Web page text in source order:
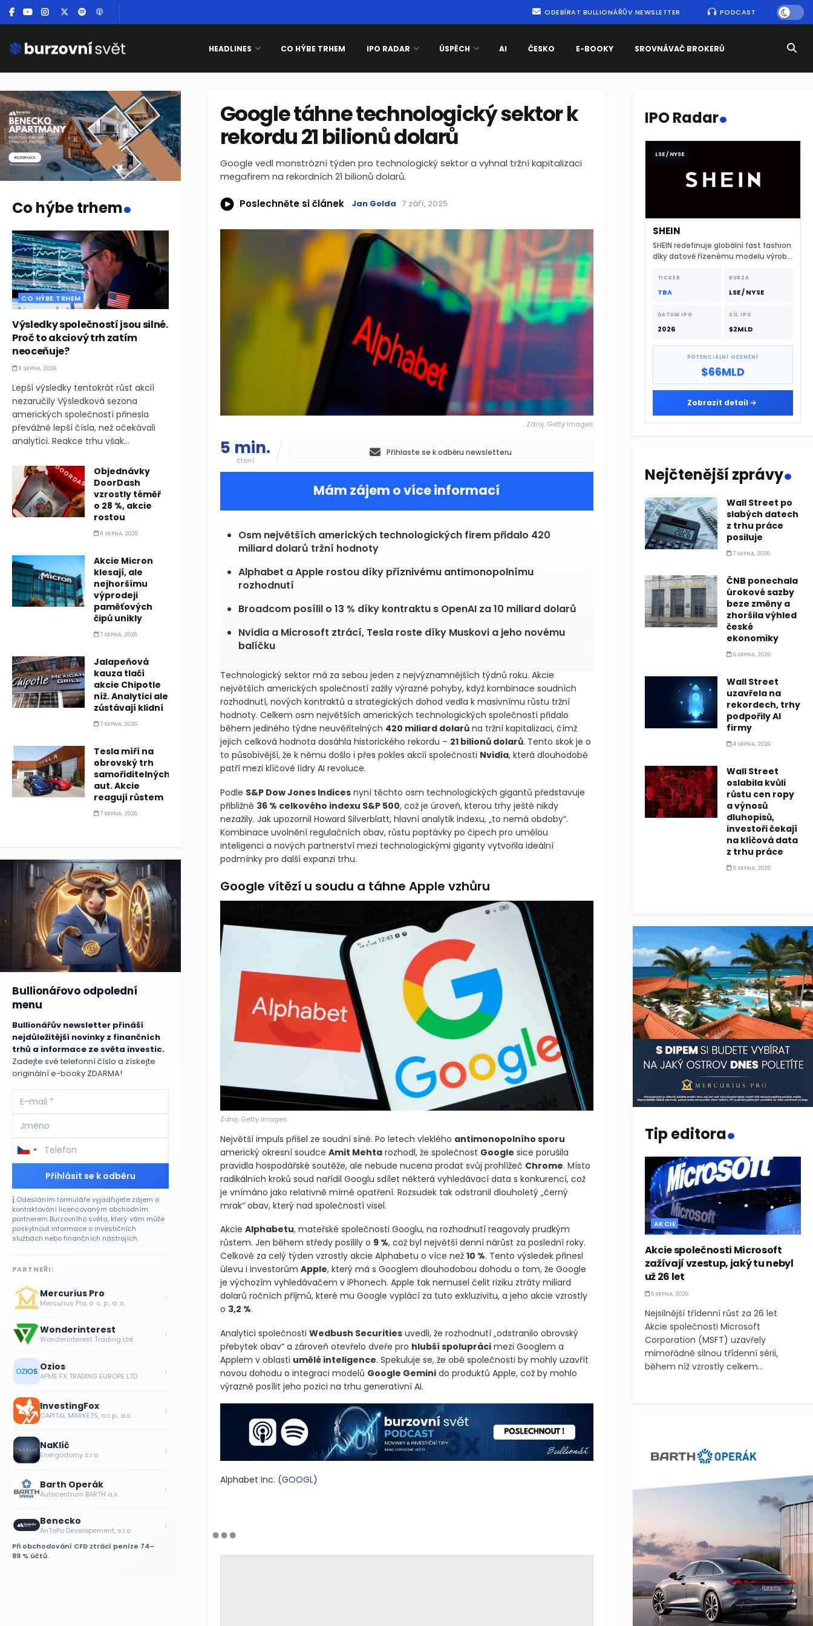
ODEBÍRAT BULLIONÁŘŮV NEWSLETTER PODCAST
HEADLINES CO HÝBE TRHEM IPO RADAR ÚSPĚCH AI ČESKO E-BOOKY SROVNÁVAČ BROKERŮ
Google táhne technologický sektor k
rekordu 21 bilionů dolarů
Google vedl monstrózní týden pro technologický sektor a vyhnal tržní kapitalizaci
megafirem na rekordních 21 bilionů dolarů.
Poslechněte si článek Jan Golda 7 září, 2025
Zdroj: Getty Images
5 min.
čtení
Přihlaste se k odběru newsletteru
Mám zájem o více informací
Osm největších amerických technologických firem přidalo 420
miliard dolarů tržní hodnoty
Alphabet a Apple rostou díky příznivému antimonopolnímu
rozhodnutí
Broadcom posílil o 13 % díky kontraktu s OpenAI za 10 miliard dolarů
Nvidia a Microsoft ztrácí, Tesla roste díky Muskovi a jeho novému
balíčku
Technologický sektor má za sebou jeden z nejvýznamnějších týdnů roku. Akcie
největších amerických společností zažily výrazné pohyby, když kombinace soudních
rozhodnutí, nových kontraktů a strategických dohod vedla k masivnímu růstu tržní
hodnoty. Celkem osm největších amerických technologických společností přidalo
během jediného týdne neuvěřitelných 420 miliard dolarůna tržní kapitalizaci, čímž
jejich celková hodnota dosáhla historického rekordu – 21 bilionů dolarů. Tento skok je o
to působivější, že k němu došlo i přes pokles akcií společnosti Nvidia, která dlouhodobě
patří mezi klíčové lídry AI revoluce.
Podle S&P Dow Jones Indicesnyní těchto osm technologických gigantů představuje
přibližně 36 % celkového indexu S&P 500, což je úroveň, kterou trhy ještě nikdy
nezažily. Jak upozornil Howard Silverblatt, hlavní analytik indexu, „to nemá obdoby“.
Kombinace uvolnění regulačních obav, růstu poptávky po čipech pro umělou
inteligenci a nových partnerství mezi technologickými giganty vytvořila ideální
podmínky pro další expanzi trhu.
Google vítězí u soudu a táhne Apple vzhůru
Zdroj: Getty Images
Největší impuls přišel ze soudní síně. Po letech vleklého antimonopolního sporu
americký okresní soudce Amit Mehtarozhodl, že společnost Google sice porušila
pravidla hospodářské soutěže, ale nebude nucena prodat svůj prohlížeč Chrome. Místo
radikálních kroků soud nařídil Googlu sdílet některá vyhledávací data s konkurencí, což
je vnímáno jako relativně mírné opatření. Rozsudek tak odstranil dlouholetý „černý
mrak“ obav, který nad společností visel.
Akcie Alphabetu, mateřské společnosti Googlu, na rozhodnutí reagovaly prudkým
růstem. Jen během středy posílily o 9 %, což byl největší denní nárůst za poslední roky.
Celkově za celý týden vzrostly akcie Alphabetu o více než 10 %. Tento výsledek přinesl
úlevu i investorům Apple, který má s Googlem dlouhodobou dohodu o tom, že Google
je výchozím vyhledávačem v iPhonech. Apple tak nemusel čelit riziku ztráty miliard
dolarů ročních příjmů, které mu Google vyplácí za tuto exkluzivitu, a jeho akcie vzrostly
o 3,2 %.
Analytici společnosti Wedbush Securitiesuvedli, že rozhodnutí „odstranilo obrovský
přebytek obav“ a zároveň otevřelo dveře pro hlubší spoluprácimezi Googlem a
Applem v oblasti umělé inteligence. Spekuluje se, že obě společnosti by mohly uzavřít
novou dohodu o integraci modelů Google Geminido produktů Apple, což by mohlo
výrazně posílit jeho pozici na trhu generativní AI.
Alphabet Inc. (GOOGL)
Co hýbe trhem.
CO HÝBE TRHEM
Výsledky společností jsou silné.
Proč to akciový trh zatím
neoceňuje?
8 SRPNA, 2026
Lepší výsledky tentokrát růst akcií
nezaručily Výsledková sezona
amerických společností přinesla
převážně lepší čísla, než očekávali
analytici. Reakce trhu však...
Objednávky
DoorDash
vzrostly téměř
o 28 %, akcie
rostou
8 SRPNA, 2026
Akcie Micron
klesají, ale
nejhoršímu
výprodeji
paměťových
čipů unikly
7 SRPNA, 2026
Jalapeňová
kauza tlačí
akcie Chipotle
níž. Analytici ale
zůstávají klidní
7 SRPNA, 2026
Tesla míří na
obrovský trh
samořiditelných
aut. Akcie
reagují růstem
7 SRPNA, 2026
Bullionářovo odpolední
menu
Bullionářův newsletter přináší
nejdůležitější novinky z finančních
trhů a informace ze světa investic.
Zadejte své telefonní číslo a získejte
originální e-booky ZDARMA!
Přihlásit se k odběru
Odesláním formuláře vyjadřujete zájem o
kontaktování licencovaným obchodním
partnerem Burzovního světa, který vám může
poskytnout informace o investičních
službách nebo finančních nástrojích.
PARTNEŘI:
Mercurius Pro
Mercurius Pro, o. c. p., a. s. ›
Wonderinterest
Wonderinterest Trading Ltd ›
Ozios
APME FX TRADING EUROPE LTD ›
InvestingFox
CAPITAL MARKETS, o.c.p., a.s. ›
NaKlíč
Energodomy s.r.o. ›
Barth Operák
Autocentrum BARTH a.s. ›
Benecko
AnTePo Developement, s.r.o. ›
Při obchodování CFD ztrácí peníze 74–
89 % účtů.
IPO Radar.
LSE / NYSE
SHEIN
SHEIN redefinuje globální fast fashion
díky datově řízenému modelu výroby
dodavatelskému řetězci.
TICKER
TBA
BURZA
LSE / NYSE
DATUM IPO
2026
CÍL IPO
$2MLD
POTENCIÁLNÍ OCENĚNÍ
$66MLD
Zobrazit detail
Nejčtenější zprávy.
Wall Street po
slabých datech
z trhu práce
posiluje
7 SRPNA, 2026
ČNB ponechala
úrokové sazby
beze změny a
zhoršila výhled
české
ekonomiky
6 SRPNA, 2026
Wall Street
uzavřela na
rekordech, trhy
podpořily AI
firmy
4 SRPNA, 2026
Wall Street
oslabila kvůli
růstu cen ropy
a výnosů
dluhopisů,
investoři čekají
na klíčová data
z trhu práce
6 SRPNA, 2026
Tip editora.
AKCIE
Akcie společnosti Microsoft
zažívají vzestup, jaký tu nebyl
už 26 let
5 SRPNA, 2026
Nejsilnější třídenní růst za 26 let
Akcie společnosti Microsoft
Corporation (MSFT) uzavřely
mimořádně silnou třídenní sérii,
během níž vzrostly celkem...